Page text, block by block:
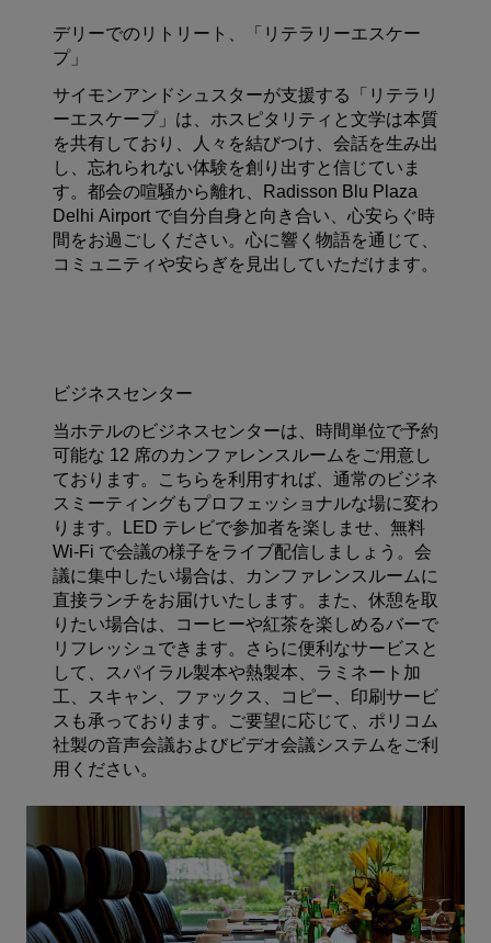
デリーでのリトリート、「リテラリーエスケー
プ」
サイモンアンドシュスターが支援する「リテラリ
ーエスケープ」は、ホスピタリティと文学は本質
を共有しており、人々を結びつけ、会話を生み出
し、忘れられない体験を創り出すと信じていま
す。都会の喧騒から離れ、Radisson Blu Plaza
Delhi Airport で自分自身と向き合い、心安らぐ時
間をお過ごしください。心に響く物語を通じて、
コミュニティや安らぎを見出していただけます。
ビジネスセンター
当ホテルのビジネスセンターは、時間単位で予約
可能な 12 席のカンファレンスルームをご用意し
ております。こちらを利用すれば、通常のビジネ
スミーティングもプロフェッショナルな場に変わ
ります。LED テレビで参加者を楽しませ、無料
Wi-Fi で会議の様子をライブ配信しましょう。会
議に集中したい場合は、カンファレンスルームに
直接ランチをお届けいたします。また、休憩を取
りたい場合は、コーヒーや紅茶を楽しめるバーで
リフレッシュできます。さらに便利なサービスと
して、スパイラル製本や熱製本、ラミネート加
工、スキャン、ファックス、コピー、印刷サービ
スも承っております。ご要望に応じて、ポリコム
社製の音声会議およびビデオ会議システムをご利
用ください。